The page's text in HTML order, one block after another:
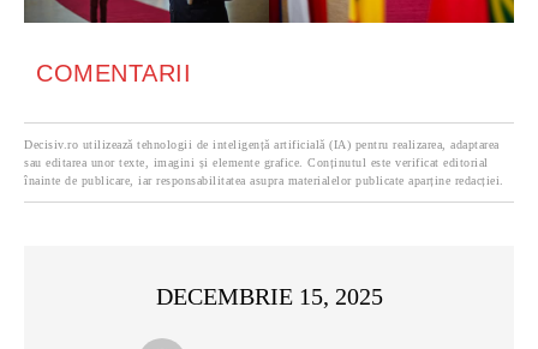
COMENTARII
Decisiv.ro utilizează tehnologii de inteligență artificială (IA) pentru realizarea, adaptarea
sau editarea unor texte, imagini și elemente grafice. Conținutul este verificat editorial
înainte de publicare, iar responsabilitatea asupra materialelor publicate aparține redacției.
DECEMBRIE 15, 2025